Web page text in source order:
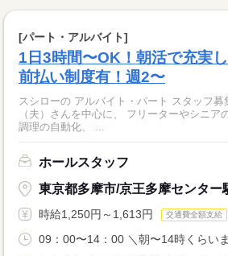
[パート・アルバイト]
1日3時間〜OK！朝活で充実
前払い制度有！週2〜
スシローの アルバイト・パート スタッフ募集中。 学生さ
（夫）さんを中心に、 フリーターやシニアの方も在
調理の自動化、 ...
ホールスタッフ
東京都多摩市/京王多摩センター
時給1,250円～1,613円 交通費全額支給
09：00〜14：00 ＼朝〜14時くらい